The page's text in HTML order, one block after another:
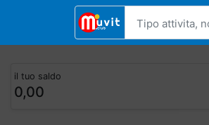
il tuo saldo
0,00